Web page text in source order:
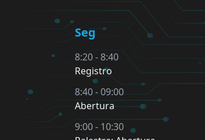
Seg
8:20 - 8:40
Registro
8:40 - 09:00
Abertura
9:00 - 10:30